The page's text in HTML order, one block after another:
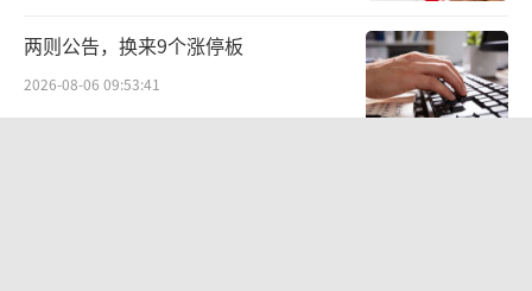
两则公告，换来9个涨停板
2026-08-06 09:53:41